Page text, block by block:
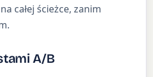
całej ścieżce, zanim
A/B